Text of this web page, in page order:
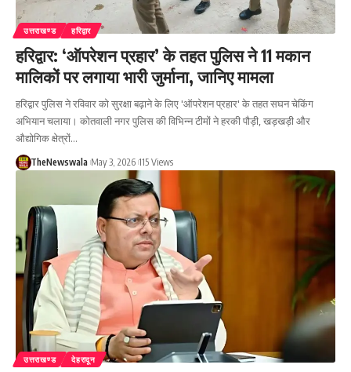
उत्तराखण्ड हरिद्वार
हरिद्वार: ‘ऑपरेशन प्रहार’ के तहत पुलिस ने 11 मकान
मालिकों पर लगाया भारी जुर्माना, जानिए मामला
हरिद्वार पुलिस ने रविवार को सुरक्षा बढ़ाने के लिए 'ऑपरेशन प्रहार' के तहत सघन चेकिंग
अभियान चलाया। कोतवाली नगर पुलिस की विभिन्न टीमों ने हरकी पौड़ी, खड़खड़ी और
औद्योगिक क्षेत्रों…
TheNewswala May 3, 2026 115 Views
उत्तराखण्ड देहरादून